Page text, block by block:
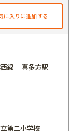
に入りに追加する
西線 喜多方駅
第二小学校